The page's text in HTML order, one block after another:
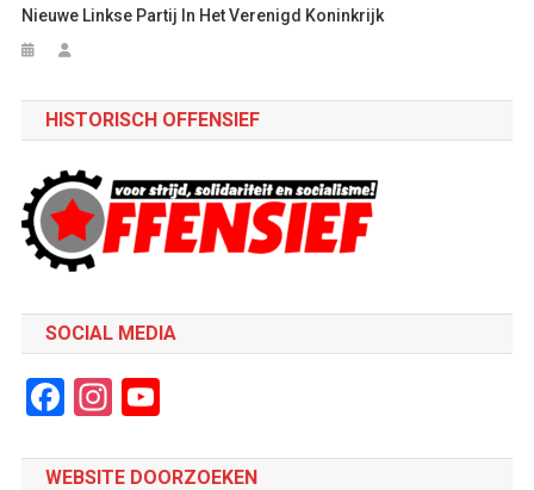
Nieuwe Linkse Partij In Het Verenigd Koninkrijk
HISTORISCH OFFENSIEF
SOCIAL MEDIA
Facebook
Instagram
YouTube
WEBSITE DOORZOEKEN